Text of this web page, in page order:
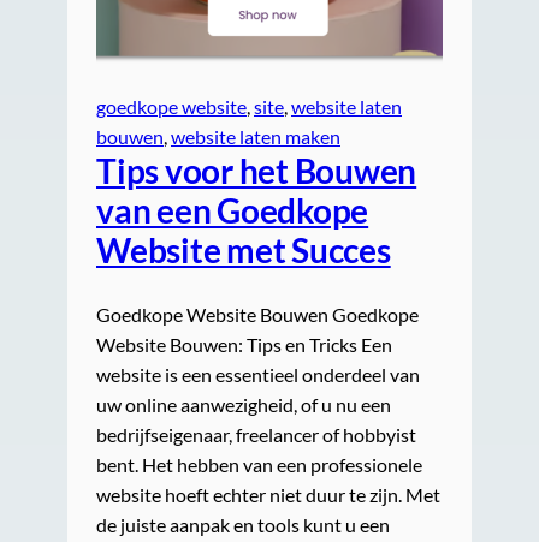
goedkope website, site, website laten
bouwen, website laten maken
Tips voor het Bouwen
van een Goedkope
Website met Succes
Goedkope Website Bouwen Goedkope
Website Bouwen: Tips en Tricks Een
website is een essentieel onderdeel van
uw online aanwezigheid, of u nu een
bedrijfseigenaar, freelancer of hobbyist
bent. Het hebben van een professionele
website hoeft echter niet duur te zijn. Met
de juiste aanpak en tools kunt u een